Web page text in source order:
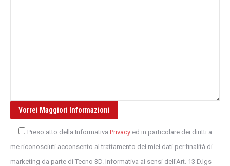
Preso atto della Informativa Privacy ed in particolare dei diritti a
me riconosciuti acconsento al trattamento dei miei dati per finalità di
marketing da parte di Tecno 3D. Informativa ai sensi dell’Art. 13 D.lgs